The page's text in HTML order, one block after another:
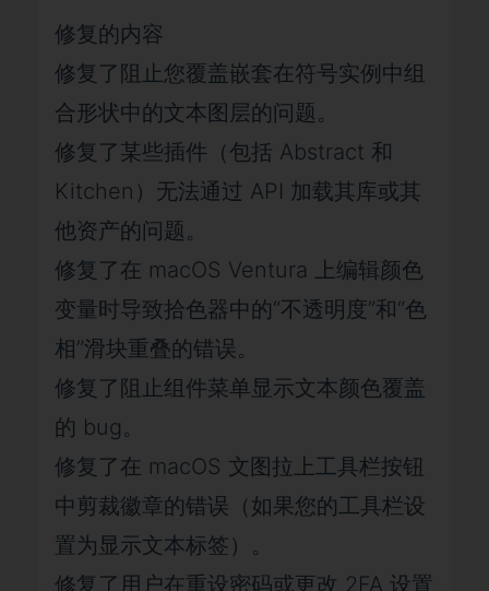
修复的内容
修复了阻止您覆盖嵌套在符号实例中组
合形状中的文本图层的问题。
修复了某些插件（包括 Abstract 和
Kitchen）无法通过 API 加载其库或其
他资产的问题。
修复了在 macOS Ventura 上编辑颜色
变量时导致拾色器中的“不透明度”和“色
相”滑块重叠的错误。
修复了阻止组件菜单显示文本颜色覆盖
的 bug。
修复了在 macOS 文图拉上工具栏按钮
中剪裁徽章的错误（如果您的工具栏设
置为显示文本标签）。
修复了用户在重设密码或更改 2FA 设置